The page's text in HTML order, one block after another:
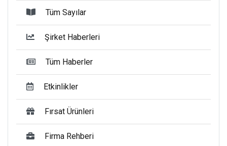
Tüm Sayılar
Şirket Haberleri
Tüm Haberler
Etkinlikler
Fırsat Ürünleri
Firma Rehberi